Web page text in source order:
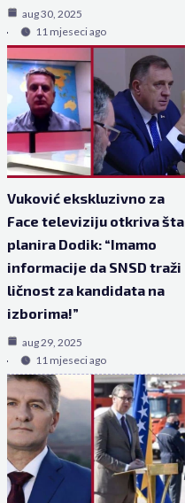
aug 30, 2025
11 mjeseci ago
Vuković ekskluzivno za
Face televiziju otkriva šta
planira Dodik: “Imamo
informacije da SNSD traži
ličnost za kandidata na
izborima!”
aug 29, 2025
11 mjeseci ago